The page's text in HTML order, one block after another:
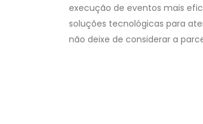
execução de eventos mais
soluções tecnológicas para
não deixe de considerar a